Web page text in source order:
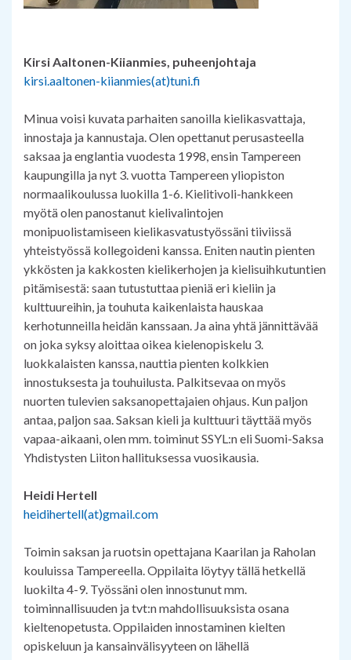
Kirsi Aaltonen-Kiianmies, puheenjohtaja
kirsi.aaltonen-kiianmies(at)tuni.fi
Minua voisi kuvata parhaiten sanoilla kielikasvattaja,
innostaja ja kannustaja. Olen opettanut perusasteella
saksaa ja englantia vuodesta 1998, ensin Tampereen
kaupungilla ja nyt 3. vuotta Tampereen yliopiston
normaalikoulussa luokilla 1-6. Kielitivoli-hankkeen
myötä olen panostanut kielivalintojen
monipuolistamiseen kielikasvatustyössäni tiiviissä
yhteistyössä kollegoideni kanssa. Eniten nautin pienten
ykkösten ja kakkosten kielikerhojen ja kielisuihkutuntien
pitämisestä: saan tutustuttaa pieniä eri kieliin ja
kulttuureihin, ja touhuta kaikenlaista hauskaa
kerhotunneilla heidän kanssaan. Ja aina yhtä jännittävää
on joka syksy aloittaa oikea kielenopiskelu 3.
luokkalaisten kanssa, nauttia pienten kolkkien
innostuksesta ja touhuilusta. Palkitsevaa on myös
nuorten tulevien saksanopettajaien ohjaus. Kun paljon
antaa, paljon saa. Saksan kieli ja kulttuuri täyttää myös
vapaa-aikaani, olen mm. toiminut SSYL:n eli Suomi-Saksa
Yhdistysten Liiton hallituksessa vuosikausia.
Heidi Hertell
heidihertell(at)gmail.com
Toimin saksan ja ruotsin opettajana Kaarilan ja Raholan
kouluissa Tampereella. Oppilaita löytyy tällä hetkellä
luokilta 4-9. Työssäni olen innostunut mm.
toiminnallisuuden ja tvt:n mahdollisuuksista osana
kieltenopetusta. Oppilaiden innostaminen kielten
opiskeluun ja kansainvälisyyteen on lähellä